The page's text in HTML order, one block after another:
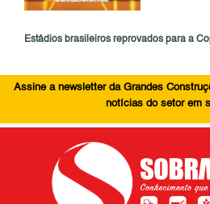
Estádios brasileiros reprovados para a
Assine a newsletter da Grandes
notícias do setor em